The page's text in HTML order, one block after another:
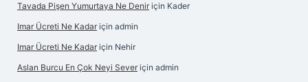
Tavada Pişen Yumurtaya Ne Denir için Kader
Imar Ücreti Ne Kadar için admin
Imar Ücreti Ne Kadar için Nehir
Aslan Burcu En Çok Neyi Sever için admin